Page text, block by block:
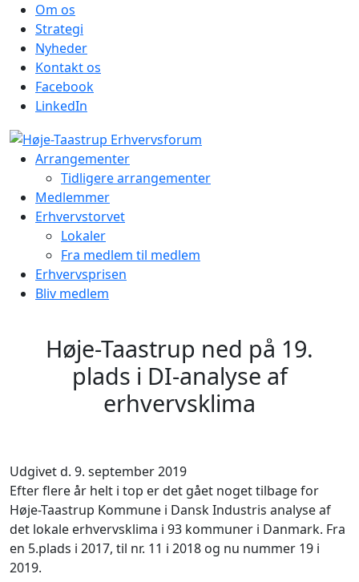
Om os
Strategi
Nyheder
Kontakt os
Facebook
LinkedIn
Arrangementer
Tidligere arrangementer
Medlemmer
Erhvervstorvet
Lokaler
Fra medlem til medlem
Erhvervsprisen
Bliv medlem
Høje-Taastrup ned på 19.
plads i DI-analyse af
erhvervsklima
Udgivet d. 9. september 2019
Efter flere år helt i top er det gået noget tilbage for
Høje-Taastrup Kommune i Dansk Industris analyse af
det lokale erhvervsklima i 93 kommuner i Danmark. Fra
en 5.plads i 2017, til nr. 11 i 2018 og nu nummer 19 i
2019.